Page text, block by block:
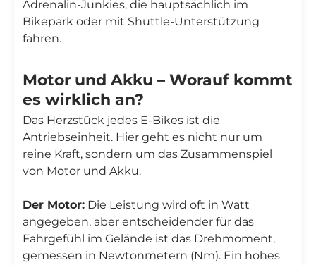
Adrenalin-Junkies, die hauptsächlich im
Bikepark oder mit Shuttle-Unterstützung
fahren.
Motor und Akku – Worauf kommt
es wirklich an?
Das Herzstück jedes E-Bikes ist die
Antriebseinheit. Hier geht es nicht nur um
reine Kraft, sondern um das Zusammenspiel
von Motor und Akku.
Der Motor: Die Leistung wird oft in Watt
angegeben, aber entscheidender für das
Fahrgefühl im Gelände ist das Drehmoment,
gemessen in Newtonmetern (Nm). Ein hohes